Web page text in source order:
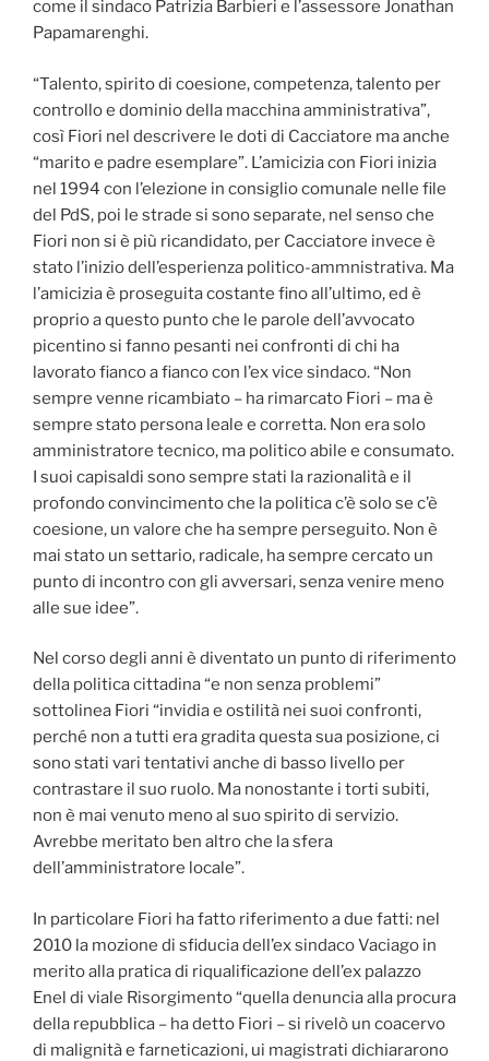
come il sindaco Patrizia Barbieri e l’assessore Jonathan
Papamarenghi.
“Talento, spirito di coesione, competenza, talento per
controllo e dominio della macchina amministrativa”,
così Fiori nel descrivere le doti di Cacciatore ma anche
“marito e padre esemplare”. L’amicizia con Fiori inizia
nel 1994 con l’elezione in consiglio comunale nelle file
del PdS, poi le strade si sono separate, nel senso che
Fiori non si è più ricandidato, per Cacciatore invece è
stato l’inizio dell’esperienza politico-ammnistrativa. Ma
l’amicizia è proseguita costante fino all’ultimo, ed è
proprio a questo punto che le parole dell’avvocato
picentino si fanno pesanti nei confronti di chi ha
lavorato fianco a fianco con l’ex vice sindaco. “Non
sempre venne ricambiato – ha rimarcato Fiori – ma è
sempre stato persona leale e corretta. Non era solo
amministratore tecnico, ma politico abile e consumato.
I suoi capisaldi sono sempre stati la razionalità e il
profondo convincimento che la politica c’è solo se c’è
coesione, un valore che ha sempre perseguito. Non è
mai stato un settario, radicale, ha sempre cercato un
punto di incontro con gli avversari, senza venire meno
alle sue idee”.
Nel corso degli anni è diventato un punto di riferimento
della politica cittadina “e non senza problemi”
sottolinea Fiori “invidia e ostilità nei suoi confronti,
perché non a tutti era gradita questa sua posizione, ci
sono stati vari tentativi anche di basso livello per
contrastare il suo ruolo. Ma nonostante i torti subiti,
non è mai venuto meno al suo spirito di servizio.
Avrebbe meritato ben altro che la sfera
dell’amministratore locale”.
In particolare Fiori ha fatto riferimento a due fatti: nel
2010 la mozione di sfiducia dell’ex sindaco Vaciago in
merito alla pratica di riqualificazione dell’ex palazzo
Enel di viale Risorgimento “quella denuncia alla procura
della repubblica – ha detto Fiori – si rivelò un coacervo
di malignità e farneticazioni, ui magistrati dichiararono